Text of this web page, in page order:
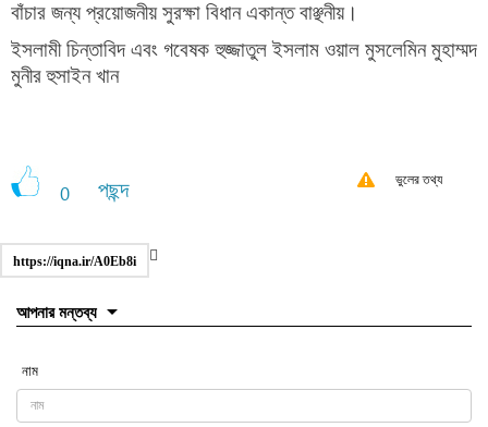
বাঁচার জন্য প্রয়োজনীয় সুরক্ষা বিধান একান্ত বাঞ্ছনীয়।
ইসলামী চিন্তাবিদ এবং গবেষক হুজ্জাতুল ইসলাম ওয়াল মুসলেমিন মুহাম্মদ
মুনীর হুসাইন খান
0 পছন্দ ভুলের তথ্য
https://iqna.ir/A0Eb8i
আপনার মন্তব্য
নাম